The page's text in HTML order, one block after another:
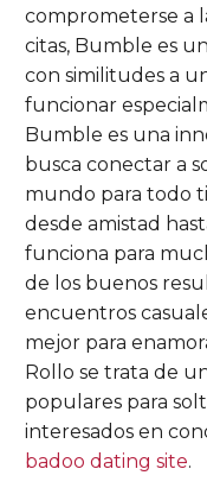
comprometerse a
citas, Bumble es
con similitudes a
funcionar
Bumble es una
busca conectar a
mundo para todo
desde amistad
funciona para
de los buenos
encuentros
mejor para
Rollo se trata de
populares para
interesados en
badoo dating site.